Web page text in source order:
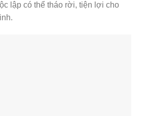
lập có thể tháo rời, tiện lợi cho